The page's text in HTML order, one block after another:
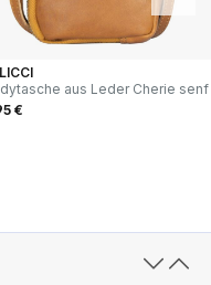
aus Leder Cherie senf
€